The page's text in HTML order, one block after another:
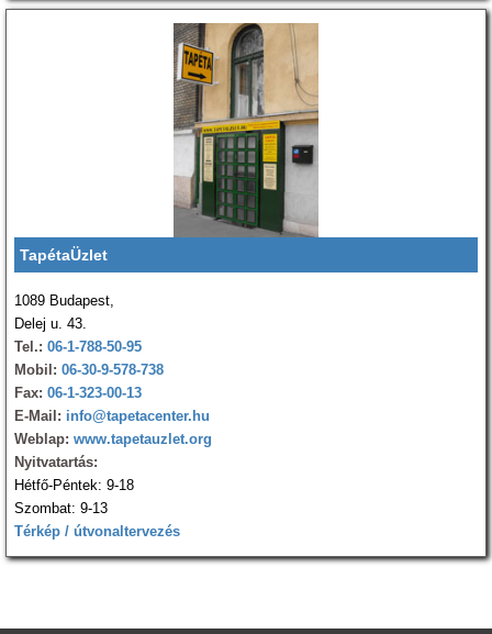
TapétaÜzlet
1089 Budapest,
Delej u. 43.
Tel.: 06-1-788-50-95
Mobil: 06-30-9-578-738
Fax: 06-1-323-00-13
E-Mail: info@tapetacenter.hu
Weblap: www.tapetauzlet.org
Nyitvatartás:
Hétfő-Péntek: 9-18
Szombat: 9-13
Térkép / útvonaltervezés